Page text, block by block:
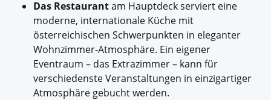
Das Restaurantam Hauptdeck serviert eine
moderne, internationale Küche mit
österreichischen Schwerpunkten in eleganter
Wohnzimmer-Atmosphäre. Ein eigener
Eventraum – das Extrazimmer – kann für
verschiedenste Veranstaltungen in einzigartiger
Atmosphäre gebucht werden.